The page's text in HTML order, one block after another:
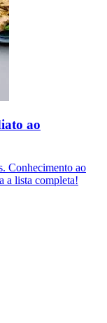
ao
Conhecimento ao
a lista completa!